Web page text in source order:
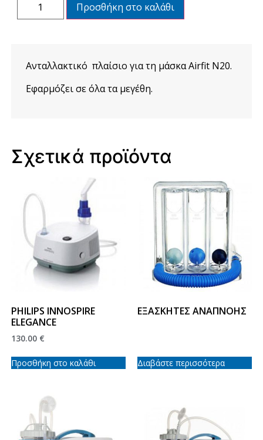
Προσθήκη στο καλάθι
Ανταλλακτικό πλαίσιο για τη μάσκα Airfit N20.
Εφαρμόζει σε όλα τα μεγέθη.
Σχετικά προϊόντα
PHILIPS INNOSPIRE
ELEGANCE
130.00 €
Προσθήκη στο καλάθι
ΕΞΑΣΚΗΤΕΣ ΑΝΑΠΝΟΗΣ
Διαβάστε περισσότερα